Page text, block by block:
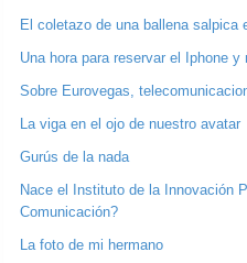
El coletazo de una ballena salpica
Una hora para reservar el Iphone y
Sobre Eurovegas,
La viga en el ojo de nuestro avatar
Gurús de la nada
Nace el Instituto de la Innovación
Comunicación?
La foto de mi hermano